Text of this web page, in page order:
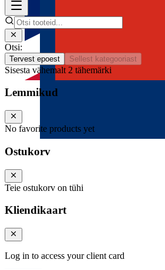
Otsi:
Tervest epoest Sellest kategooriast
Sisesta vähemalt 2 tähemärki
Lemmikud
No favorite products yet
Ostukorv
Teie ostukorv on tühi
Kliendikaart
Log in to access your client card